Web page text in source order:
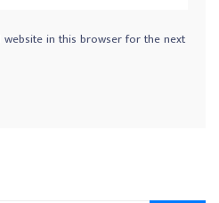
website in this browser for the next